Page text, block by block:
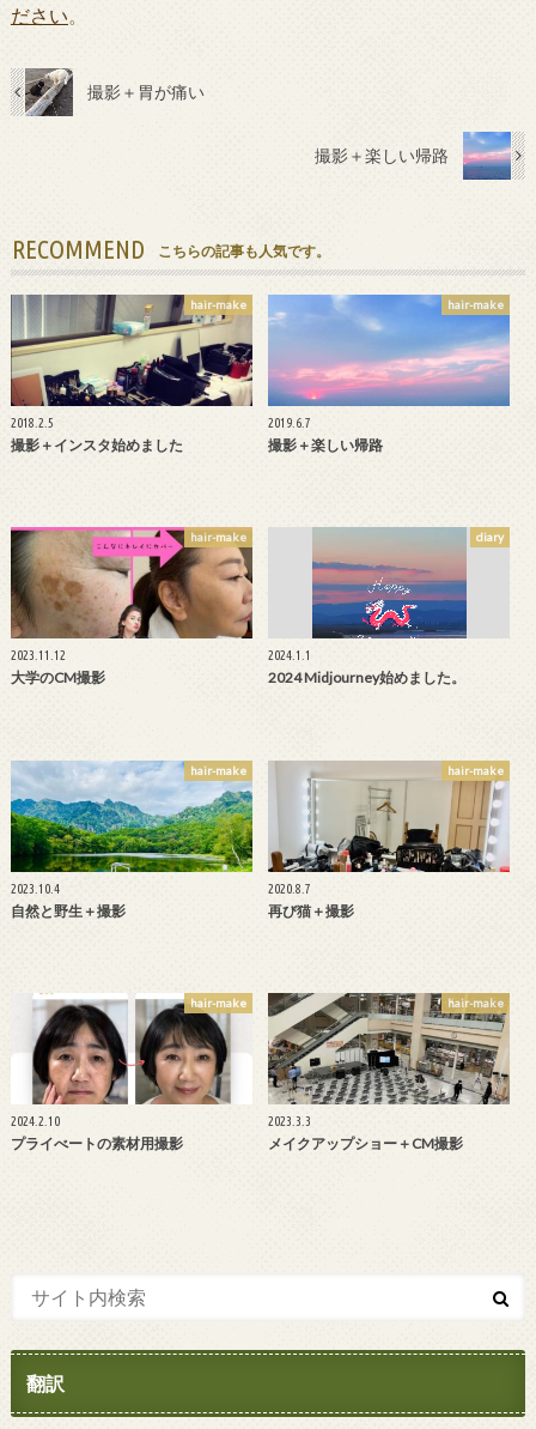
ださい。
撮影＋胃が痛い
撮影＋楽しい帰路
RECOMMEND こちらの記事も人気です。
hair-make
2018.2.5
撮影＋インスタ始めました
hair-make
2019.6.7
撮影＋楽しい帰路
hair-make
2023.11.12
大学のCM撮影
diary
2024.1.1
2024 Midjourney始めました。
hair-make
2023.10.4
自然と野生＋撮影
hair-make
2020.8.7
再び猫＋撮影
hair-make
2024.2.10
プライべートの素材用撮影
hair-make
2023.3.3
メイクアップショー＋CM撮影
翻訳